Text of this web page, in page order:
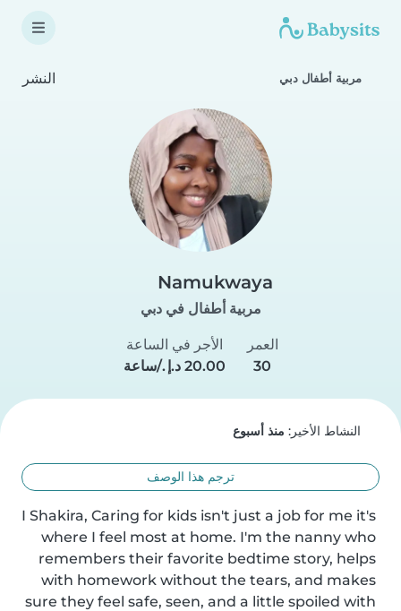
مربية أطفال دبي النشر
Namukwaya
مربية أطفال في دبي
العمر
30
الأجر في الساعة
النشاط الأخير: منذ أسبوع
ترجم هذا الوصف
I Shakira, Caring for kids isn't just a job for me it's
where I feel most at home. I'm the nanny who
remembers their favorite bedtime story, helps
with homework without the tears, and makes
sure they feel safe, seen, and a little spoiled with